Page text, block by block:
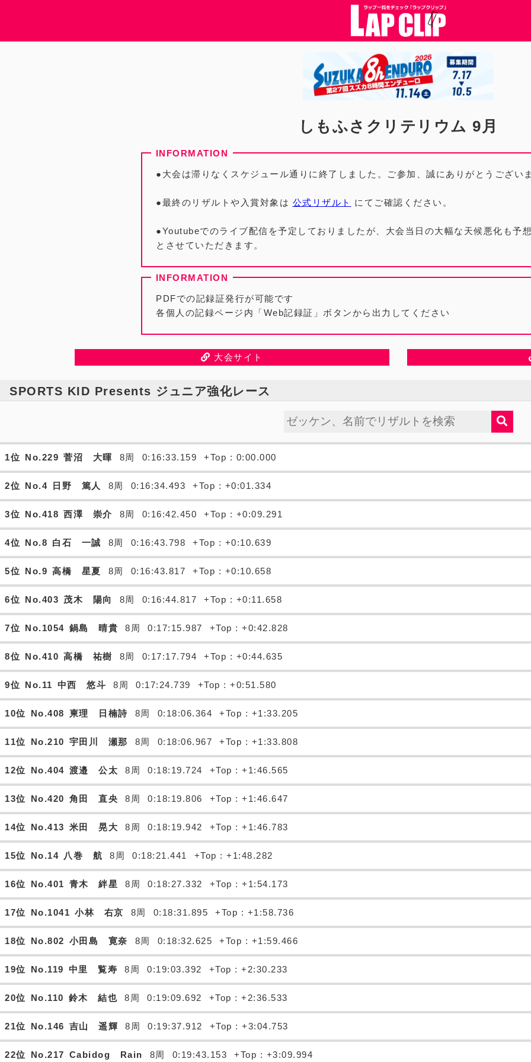
しもふさクリテリウム 9月
●大会は滞りなくスケジュール通りに終了しました。ご参加、誠にありがとうござい
●最終のリザルトや入賞対象は 公式リザルト にてご確認ください。
●Youtubeでのライブ配信を予定しておりましたが、大会当日の大幅な天候悪化も予
とさせていただきます。
PDFでの記録証発行が可能です
各個人の記録ページ内「Web記録証」ボタンから出力してください
大会サイト
SPORTS KID Presents ジュニア強化レース
1位 No.229 菅沼 大暉 8周 0:16:33.159 +Top : 0:00.000
2位 No.4 日野 篤人 8周 0:16:34.493 +Top : +0:01.334
3位 No.418 西澤 崇介 8周 0:16:42.450 +Top : +0:09.291
4位 No.8 白石 一誠 8周 0:16:43.798 +Top : +0:10.639
5位 No.9 高橋 星夏 8周 0:16:43.817 +Top : +0:10.658
6位 No.403 茂木 陽向 8周 0:16:44.817 +Top : +0:11.658
7位 No.1054 鍋島 晴貴 8周 0:17:15.987 +Top : +0:42.828
8位 No.410 高橋 祐樹 8周 0:17:17.794 +Top : +0:44.635
9位 No.11 中西 悠斗 8周 0:17:24.739 +Top : +0:51.580
10位 No.408 柬理 日楠詩 8周 0:18:06.364 +Top : +1:33.205
11位 No.210 宇田川 瀬那 8周 0:18:06.967 +Top : +1:33.808
12位 No.404 渡邉 公太 8周 0:18:19.724 +Top : +1:46.565
13位 No.420 角田 直央 8周 0:18:19.806 +Top : +1:46.647
14位 No.413 米田 晃大 8周 0:18:19.942 +Top : +1:46.783
15位 No.14 八巻 航 8周 0:18:21.441 +Top : +1:48.282
16位 No.401 青木 絆星 8周 0:18:27.332 +Top : +1:54.173
17位 No.1041 小林 右京 8周 0:18:31.895 +Top : +1:58.736
18位 No.802 小田島 寛奈 8周 0:18:32.625 +Top : +1:59.466
19位 No.119 中里 覧寿 8周 0:19:03.392 +Top : +2:30.233
20位 No.110 鈴木 結也 8周 0:19:09.692 +Top : +2:36.533
21位 No.146 吉山 遥輝 8周 0:19:37.912 +Top : +3:04.753
22位 No.217 Cabidog Rain 8周 0:19:43.153 +Top : +3:09.994